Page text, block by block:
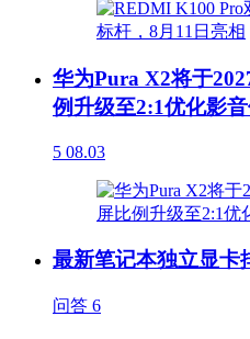
华为Pura X2将于
例升级至2:1优化影
5 08.03
最新笔记本独立显卡
问答 6